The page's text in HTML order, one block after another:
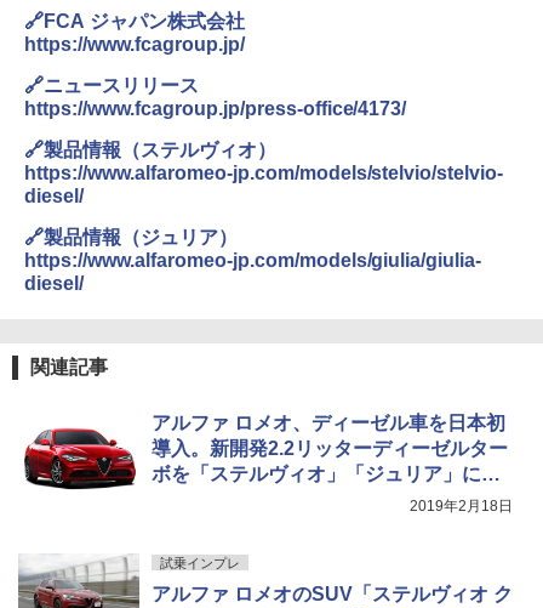
🔗FCA ジャパン株式会社
https://www.fcagroup.jp/
🔗ニュースリリース
https://www.fcagroup.jp/press-office/4173/
🔗製品情報（ステルヴィオ）
https://www.alfaromeo-jp.com/models/stelvio/stelvio-
diesel/
🔗製品情報（ジュリア）
https://www.alfaromeo-jp.com/models/giulia/giulia-
diesel/
関連記事
アルファ ロメオ、ディーゼル車を日本初
導入。新開発2.2リッターディーゼルター
ボを「ステルヴィオ」「ジュリア」に搭
2019年2月18日
試乗インプレ
アルファ ロメオのSUV「ステルヴィオ ク